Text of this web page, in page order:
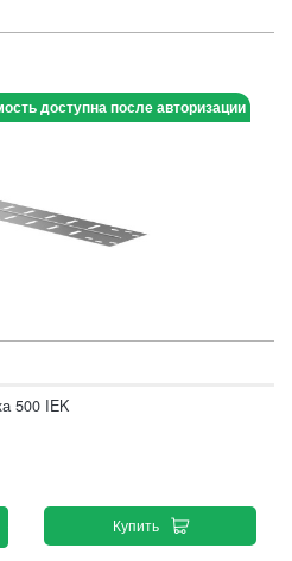
доступна после авторизации
500 IEK
Купить